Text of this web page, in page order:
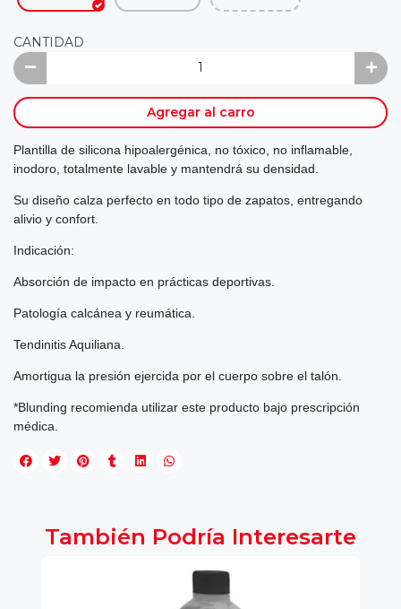
CANTIDAD
Agregar al carro
Plantilla de silicona hipoalergénica, no tóxico, no inflamable,
inodoro, totalmente lavable y mantendrá su densidad.
Su diseño calza perfecto en todo tipo de zapatos, entregando
alivio y confort.
Indicación:
Absorción de impacto en prácticas deportivas.
Patología calcánea y reumática.
Tendinitis Aquiliana.
Amortigua la presión ejercida por el cuerpo sobre el talón.
*Blunding recomienda utilizar este producto bajo prescripción
médica.
También Podría Interesarte